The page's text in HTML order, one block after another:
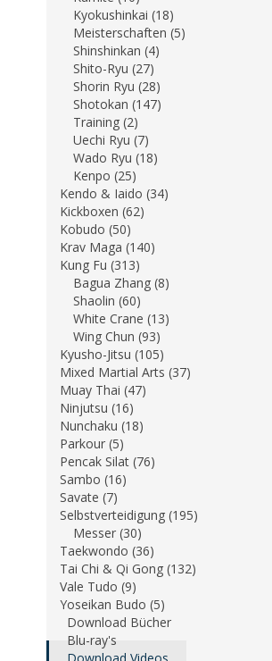
Kyokushinkai (18)
Meisterschaften (5)
Shinshinkan (4)
Shito-Ryu (27)
Shorin Ryu (28)
Shotokan (147)
Training (2)
Uechi Ryu (7)
Wado Ryu (18)
Kenpo (25)
Kendo & Iaido (34)
Kickboxen (62)
Kobudo (50)
Krav Maga (140)
Kung Fu (313)
Bagua Zhang (8)
Shaolin (60)
White Crane (13)
Wing Chun (93)
Kyusho-Jitsu (105)
Mixed Martial Arts (37)
Muay Thai (47)
Ninjutsu (16)
Nunchaku (18)
Parkour (5)
Pencak Silat (76)
Sambo (16)
Savate (7)
Selbstverteidigung (195)
Messer (30)
Taekwondo (36)
Tai Chi & Qi Gong (132)
Vale Tudo (9)
Yoseikan Budo (5)
Download Bücher
Blu-ray's